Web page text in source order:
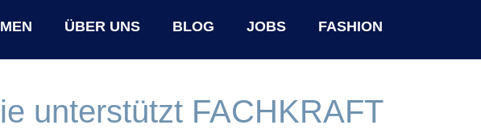
ÜBER UNS BLOG JOBS FASHION
unterstützt FACHKRAFT